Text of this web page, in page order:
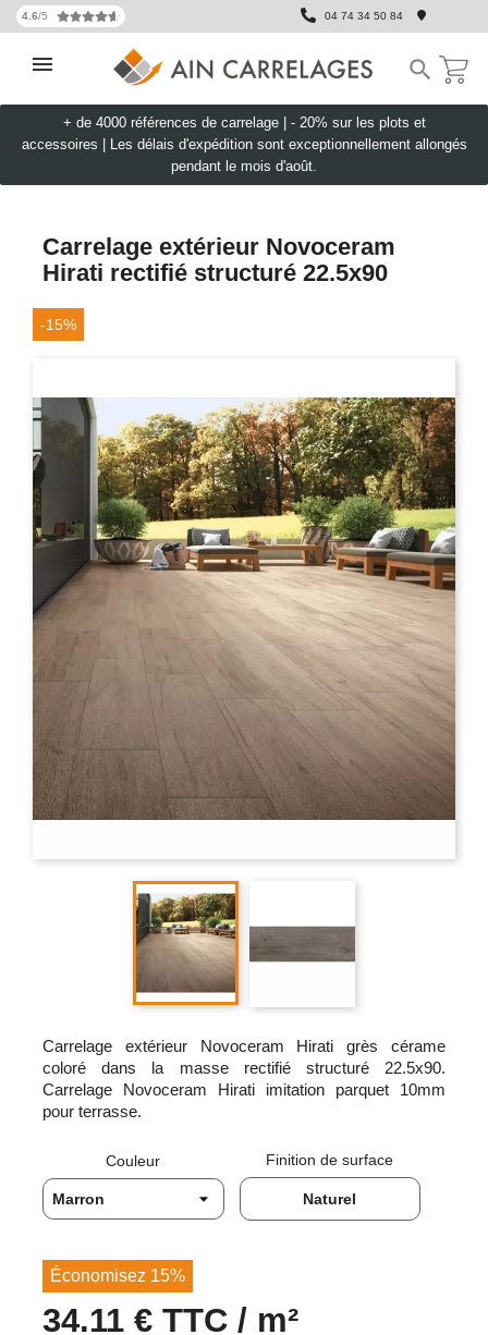
4.6/5 04 74 34 50 84

+ de 4000 références de carrelage | - 20% sur les plots et
accessoires
Les délais d'expédition sont exceptionnellement allongés
pendant le mois d'août.
Carrelage extérieur Novoceram
Hirati rectifié structuré 22.5x90
-15%
Carrelage extérieur Novoceram Hirati grès cérame
coloré dans la masse rectifié structuré 22.5x90.
Carrelage Novoceram Hirati imitation parquet 10mm
pour terrasse.
Couleur Finition de surface
Naturel
Économisez 15%
34.11 € TTC / m²